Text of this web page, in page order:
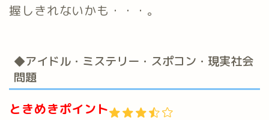
握しきれないかも・・・。
◆アイドル・ミステリー・スポコン・現実社会
問題
ときめきポイント